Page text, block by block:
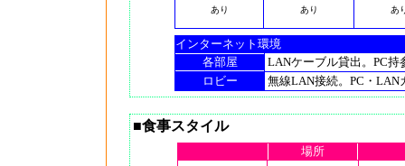
あり あり あ
インターネット環境
各部屋
LANケーブル貸出。PC持
ロビー
無線LAN接続。PC・LAN
■食事スタイル
場所